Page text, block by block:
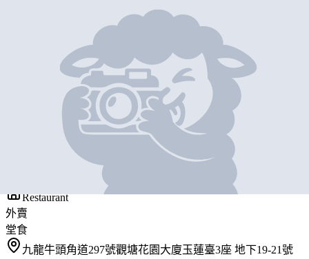
一粥麵
Super Super Congee & Noodles
Restaurant
外賣
堂食
九龍牛頭角道297號觀塘花園大廈玉蓮臺3座 地下19-21號